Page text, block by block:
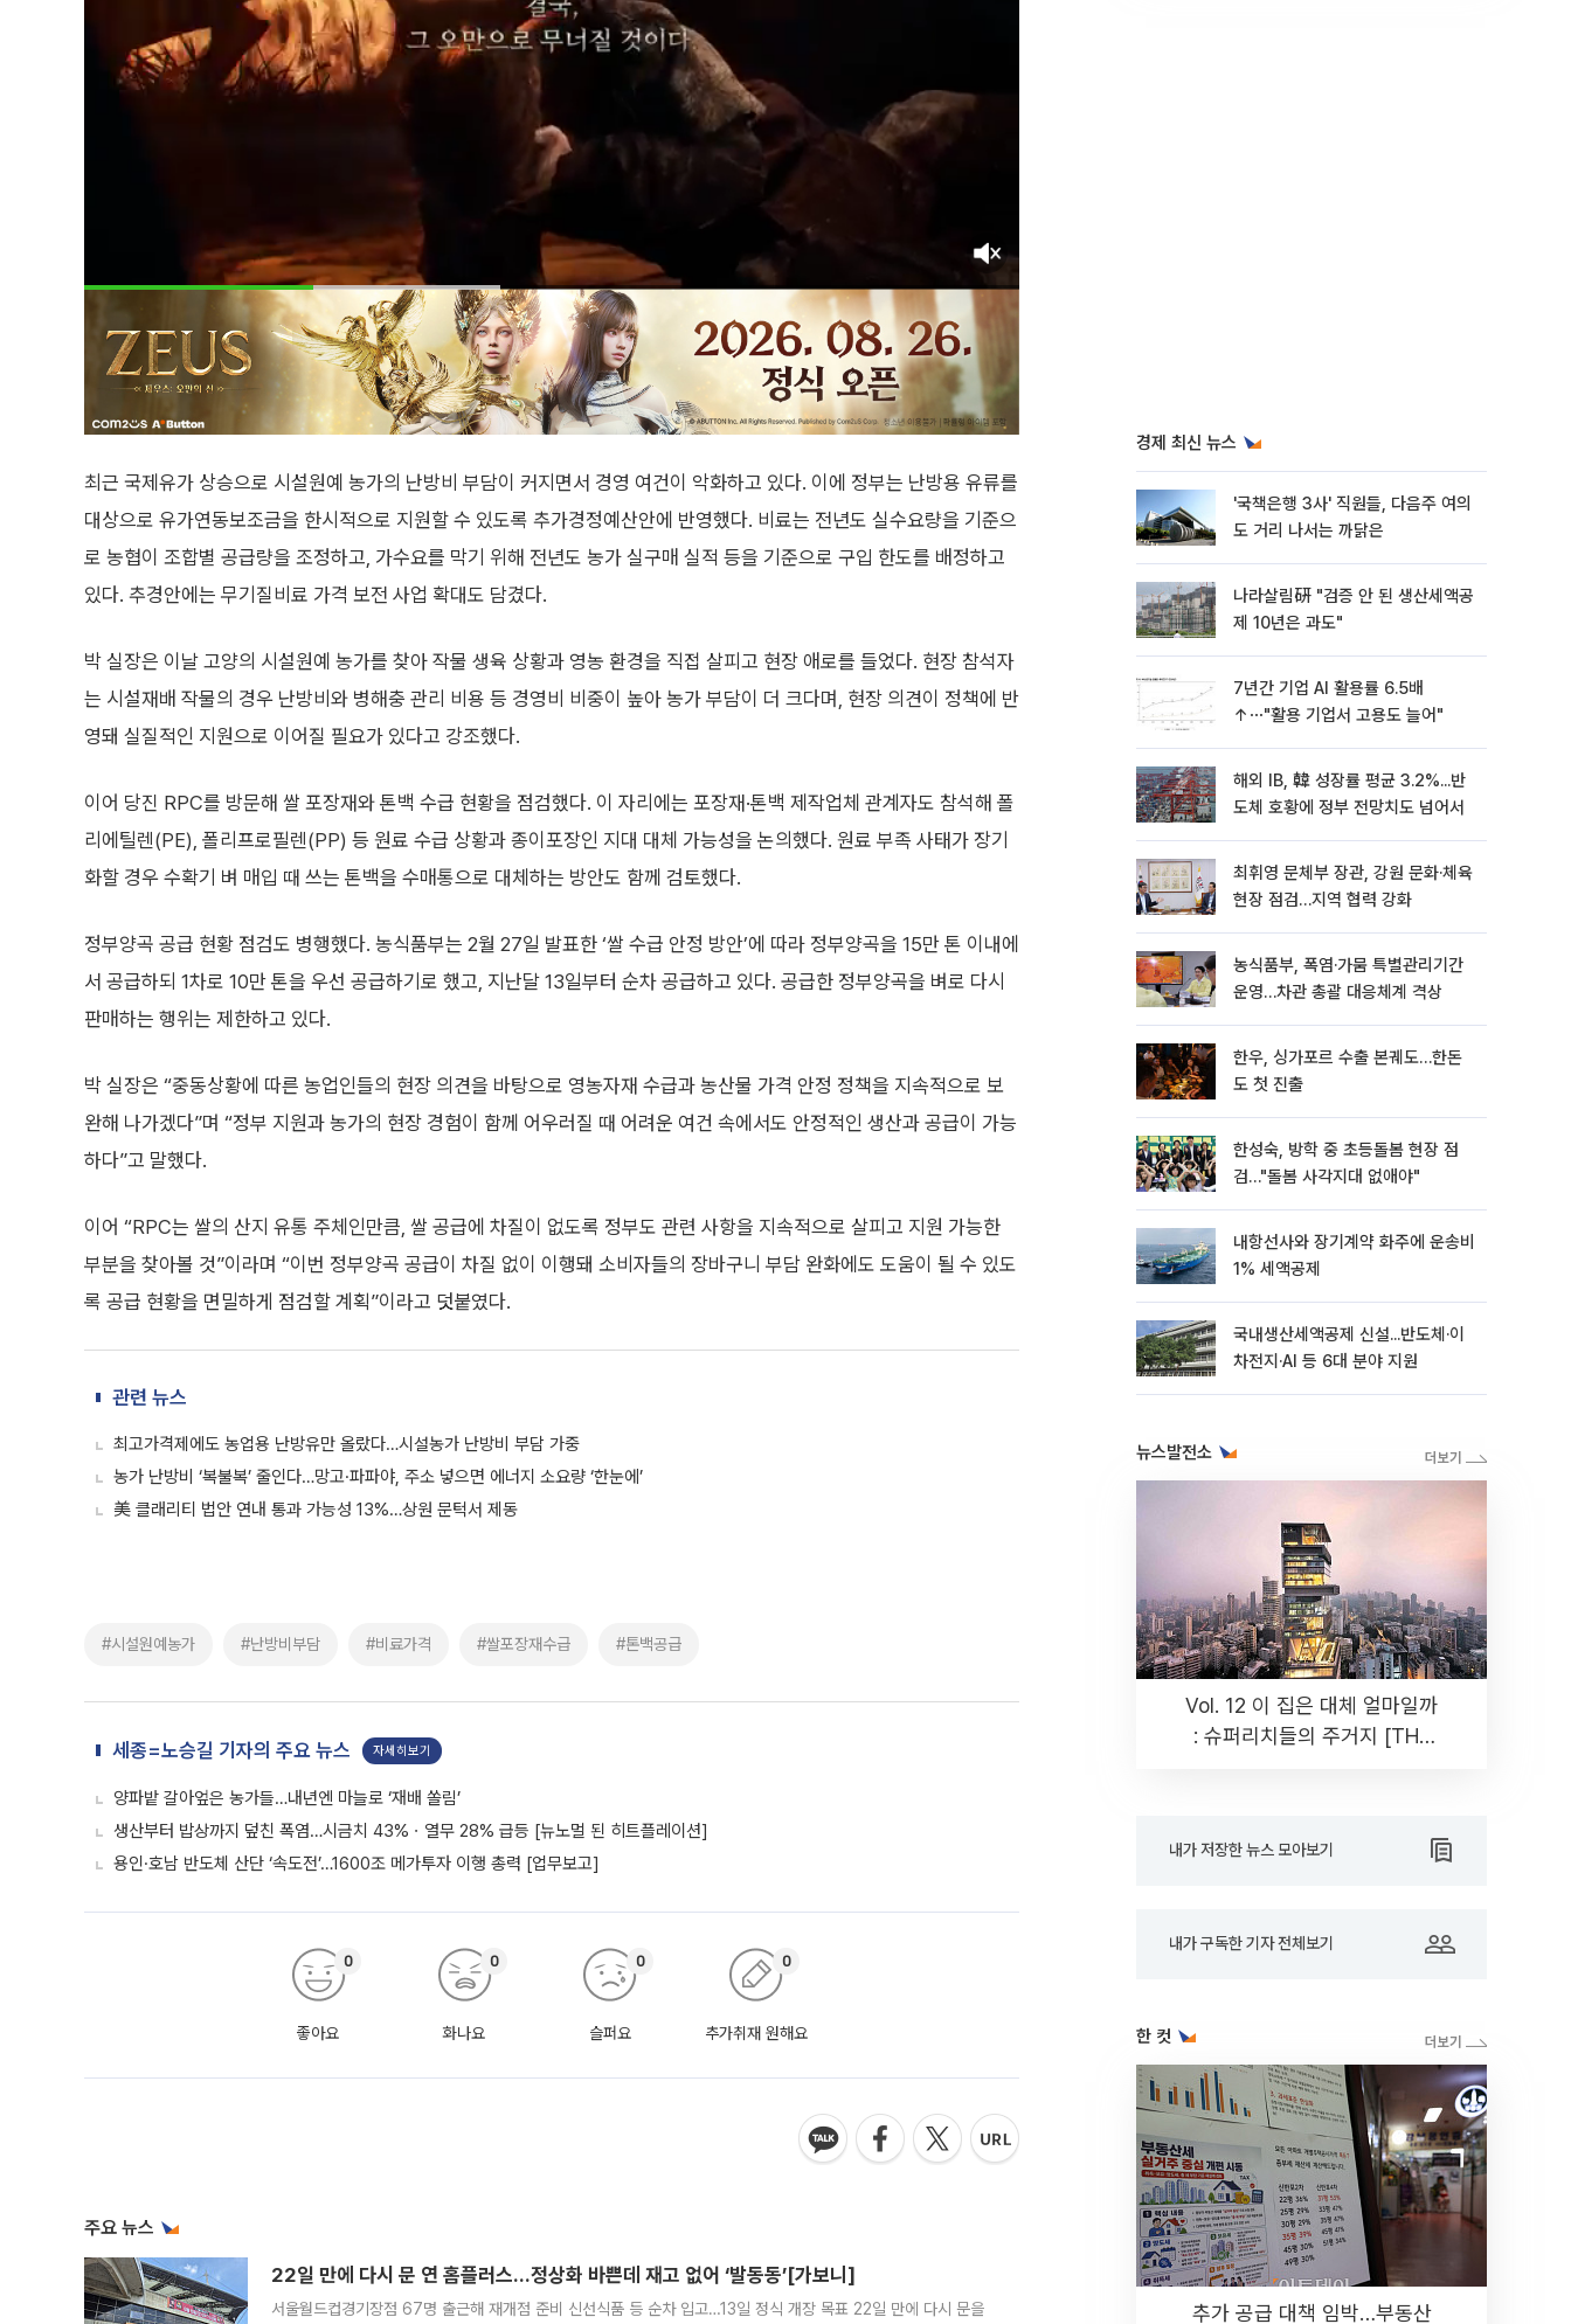
최근 국제유가 상승으로 시설원예 농가의 난방비 부담이 커지면서 경영 여건이 악화하고 있다. 이에 정부는 난방용 유류를
대상으로 유가연동보조금을 한시적으로 지원할 수 있도록 추가경정예산안에 반영했다. 비료는 전년도 실수요량을 기준으
로 농협이 조합별 공급량을 조정하고, 가수요를 막기 위해 전년도 농가 실구매 실적 등을 기준으로 구입 한도를 배정하고
있다. 추경안에는 무기질비료 가격 보전 사업 확대도 담겼다.
박 실장은 이날 고양의 시설원예 농가를 찾아 작물 생육 상황과 영농 환경을 직접 살피고 현장 애로를 들었다. 현장 참석자
는 시설재배 작물의 경우 난방비와 병해충 관리 비용 등 경영비 비중이 높아 농가 부담이 더 크다며, 현장 의견이 정책에 반
영돼 실질적인 지원으로 이어질 필요가 있다고 강조했다.
이어 당진 RPC를 방문해 쌀 포장재와 톤백 수급 현황을 점검했다. 이 자리에는 포장재·톤백 제작업체 관계자도 참석해 폴
리에틸렌(PE), 폴리프로필렌(PP) 등 원료 수급 상황과 종이포장인 지대 대체 가능성을 논의했다. 원료 부족 사태가 장기
화할 경우 수확기 벼 매입 때 쓰는 톤백을 수매통으로 대체하는 방안도 함께 검토했다.
정부양곡 공급 현황 점검도 병행했다. 농식품부는 2월 27일 발표한 ‘쌀 수급 안정 방안’에 따라 정부양곡을 15만 톤 이내에
서 공급하되 1차로 10만 톤을 우선 공급하기로 했고, 지난달 13일부터 순차 공급하고 있다. 공급한 정부양곡을 벼로 다시
판매하는 행위는 제한하고 있다.
박 실장은 “중동상황에 따른 농업인들의 현장 의견을 바탕으로 영농자재 수급과 농산물 가격 안정 정책을 지속적으로 보
완해 나가겠다”며 “정부 지원과 농가의 현장 경험이 함께 어우러질 때 어려운 여건 속에서도 안정적인 생산과 공급이 가능
하다”고 말했다.
이어 “RPC는 쌀의 산지 유통 주체인만큼, 쌀 공급에 차질이 없도록 정부도 관련 사항을 지속적으로 살피고 지원 가능한
부분을 찾아볼 것”이라며 “이번 정부양곡 공급이 차질 없이 이행돼 소비자들의 장바구니 부담 완화에도 도움이 될 수 있도
록 공급 현황을 면밀하게 점검할 계획”이라고 덧붙였다.
관련 뉴스
최고가격제에도 농업용 난방유만 올랐다…시설농가 난방비 부담 가중
농가 난방비 ‘복불복’ 줄인다…망고·파파야, 주소 넣으면 에너지 소요량 ‘한눈에’
美 클래리티 법안 연내 통과 가능성 13%…상원 문턱서 제동
#시설원예농가 #난방비부담 #비료가격 #쌀포장재수급 #톤백공급
세종=노승길 기자의 주요 뉴스 자세히보기
양파밭 갈아엎은 농가들…내년엔 마늘로 ‘재배 쏠림’
생산부터 밥상까지 덮친 폭염…시금치 43%ㆍ열무 28% 급등 [뉴노멀 된 히트플레이션]
용인·호남 반도체 산단 ‘속도전’…1600조 메가투자 이행 총력 [업무보고]
좋아요
0
화나요
0
슬퍼요
0
추가취재 원해요
0
주요 뉴스
22일 만에 다시 문 연 홈플러스…정상화 바쁜데 재고 없어 ‘발동동’[가보니]
서울월드컵경기장점 67명 출근해 재개점 준비 신선식품 등 순차 입고…13일 정식 개장 목표 22일 만에 다시 문을
경제 최신 뉴스
'국책은행 3사' 직원들, 다음주 여의
도 거리 나서는 까닭은
나라살림硏 "검증 안 된 생산세액공
제 10년은 과도"
7년간 기업 AI 활용률 6.5배
↑⋯"활용 기업서 고용도 늘어"
해외 IB, 韓 성장률 평균 3.2%...반
도체 호황에 정부 전망치도 넘어서
최휘영 문체부 장관, 강원 문화·체육
현장 점검…지역 협력 강화
농식품부, 폭염·가뭄 특별관리기간
운영…차관 총괄 대응체계 격상
한우, 싱가포르 수출 본궤도…한돈
도 첫 진출
한성숙, 방학 중 초등돌봄 현장 점
검…"돌봄 사각지대 없애야"
내항선사와 장기계약 화주에 운송비
1% 세액공제
국내생산세액공제 신설...반도체·이
차전지·AI 등 6대 분야 지원
뉴스발전소
Vol. 12 이 집은 대체 얼마일까
: 슈퍼리치들의 주거지 [THE
내가 저장한 뉴스 모아보기
내가 구독한 기자 전체보기
한 컷
추가 공급 대책 임박…부동산